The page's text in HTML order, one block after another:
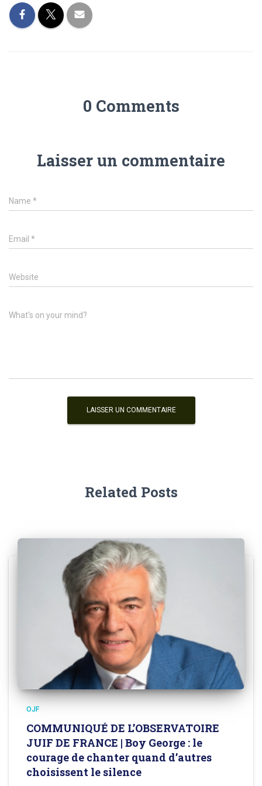
0 Comments
Laisser un commentaire
Name *
Email *
Website
What's on your mind?
Related Posts
OJF
COMMUNIQUÉ DE L’OBSERVATOIRE
JUIF DE FRANCE | Boy George : le
courage de chanter quand d’autres
choisissent le silence